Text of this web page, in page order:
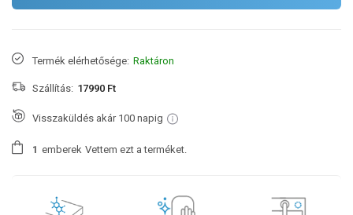
Termék elérhetősége: Raktáron
Szállítás: 17990 Ft
Visszaküldés akár 100 napig
1 emberek Vettem ezt a terméket.